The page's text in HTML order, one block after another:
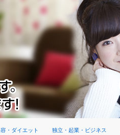
・ダイエット 独立・起業・ビジネス